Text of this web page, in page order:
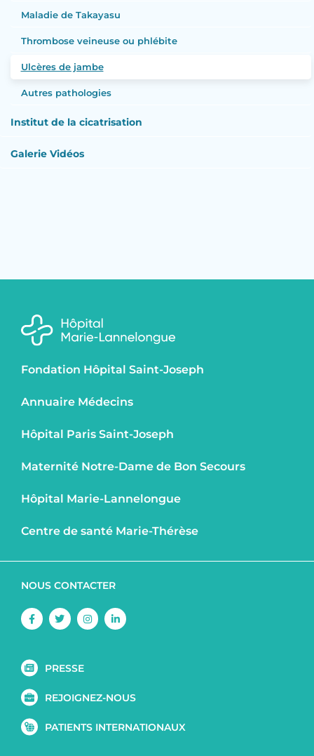
Maladie de Takayasu
Thrombose veineuse ou phlébite
Ulcères de jambe
Autres pathologies
Institut de la cicatrisation
Galerie Vidéos
Fondation Hôpital Saint-Joseph
Annuaire Médecins
Hôpital Paris Saint-Joseph
Maternité Notre-Dame de Bon Secours
Hôpital Marie-Lannelongue
Centre de santé Marie-Thérèse
NOUS CONTACTER
Facebook-
f
TwitterInstagramLinkedin-
in
PRESSE
REJOIGNEZ-NOUS
PATIENTS INTERNATIONAUX